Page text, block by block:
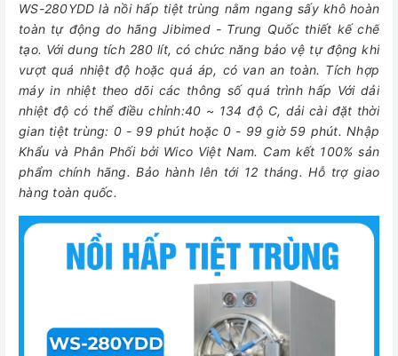
WS-280YDD là nồi hấp tiệt trùng nằm ngang sấy khô hoàn
toàn tự động do hãng Jibimed - Trung Quốc thiết kế chế
tạo. Với dung tích 280 lít, có chức năng bảo vệ tự động khi
vượt quá nhiệt độ hoặc quá áp, có van an toàn. Tích hợp
máy in nhiệt theo dõi các thông số quá trình hấp Với dải
nhiệt độ có thể điều chỉnh:40 ~ 134 độ C, dải cài đặt thời
gian tiệt trùng: 0 - 99 phút hoặc 0 - 99 giờ 59 phút. Nhập
Khẩu và Phân Phối bởi Wico Việt Nam. Cam kết 100% sản
phẩm chính hãng. Bảo hành lên tới 12 tháng. Hỗ trợ giao
hàng toàn quốc.